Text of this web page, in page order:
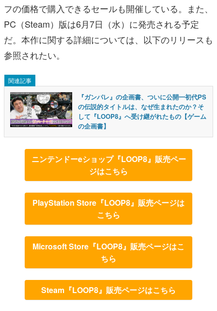
フの価格で購入できるセールも開催している。また、
PC（Steam）版は6月7日（水）に発売される予定
だ。本作に関する詳細については、以下のリリースも
参照されたい。
関連記事
『ガンパレ』の企画書、ついに公開━初代PS
の伝説的タイトルは、なぜ生まれたのか？そ
して『LOOP8』へ受け継がれたもの【ゲーム
の企画書】
ニンテンドーeショップ『LOOP8』販売ペー
ジはこちら
PlayStation Store『LOOP8』販売ページは
こちら
Microsoft Store『LOOP8』販売ページはこ
ちら
Steam『LOOP8』販売ページはこちら